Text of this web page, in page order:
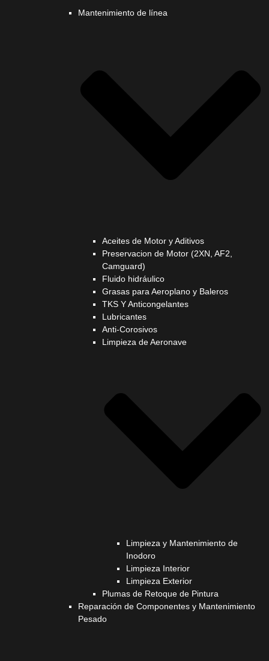
Mantenimiento de línea
Aceites de Motor y Aditivos
Preservacion de Motor (2XN, AF2,
Camguard)
Fluido hidráulico
Grasas para Aeroplano y Baleros
TKS Y Anticongelantes
Lubricantes
Anti-Corosivos
Limpieza de Aeronave
Limpieza y Mantenimiento de
Inodoro
Limpieza Interior
Limpieza Exterior
Plumas de Retoque de Pintura
Reparación de Componentes y Mantenimiento
Pesado